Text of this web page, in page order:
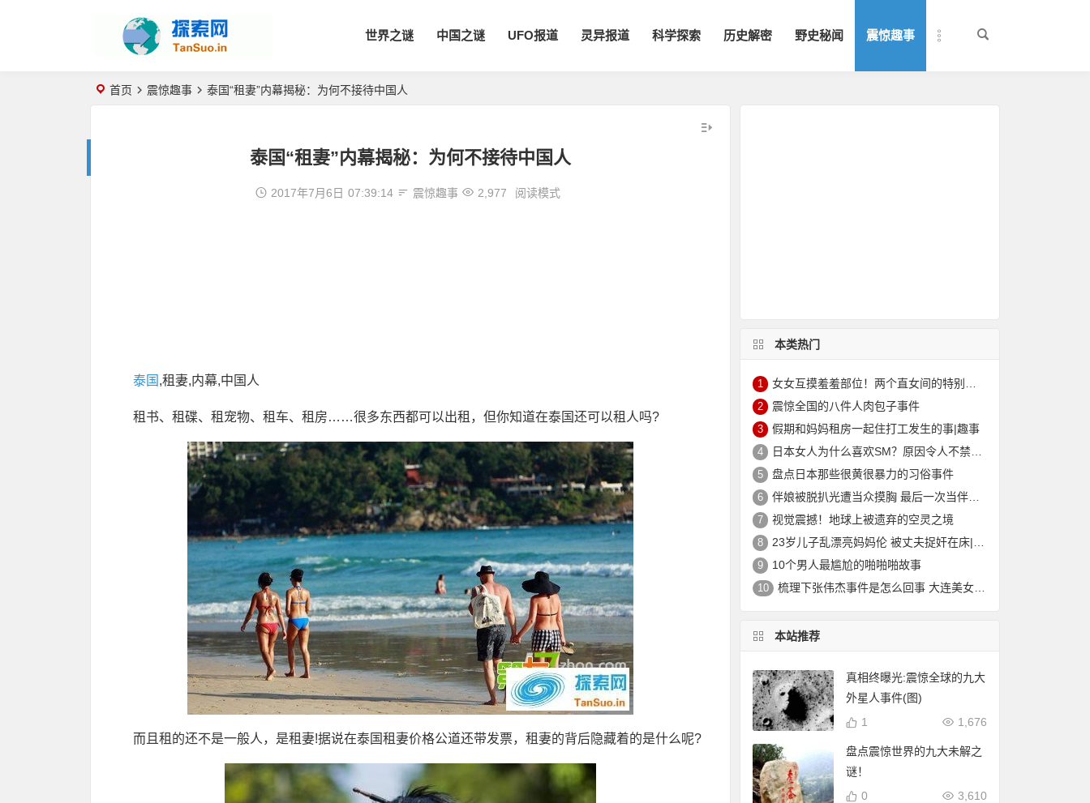
世界之谜 中国之谜 UFO报道 灵异报道 科学探索 历史解密 野史秘闻 震惊趣事
首页 震惊趣事 泰国“租妻”内幕揭秘：为何不接待中国人
泰国“租妻”内幕揭秘：为何不接待中国人
2017年7月6日 07:39:14 震惊趣事 2,977 阅读模式
泰国 ,租妻,内幕,中国人
租书、租碟、租宠物、租车、租房……很多东西都可以出租，但你知道在泰国还可以租人吗?
而且租的还不是一般人，是租妻!据说在泰国租妻价格公道还带发票，租妻的背后隐藏着的是什么呢?
本类热门
1 女女互摸羞羞部位！两个直女间的特别实验让人猝不及防
2 震惊全国的八件人肉包子事件
3 假期和妈妈租房一起住打工发生的事|趣事
4 日本女人为什么喜欢SM？原因令人不禁脸红
5 盘点日本那些很黄很暴力的习俗事件
6 伴娘被脱扒光遭当众摸胸 最后一次当伴娘|趣事
7 视觉震撼！地球上被遗弃的空灵之境
8 23岁儿子乱漂亮妈妈伦 被丈夫捉奸在床|趣事
9 10个男人最尴尬的啪啪啪故事
10 梳理下张伟杰事件是怎么回事 大连美女主持人因偷情被报复制作成标本
本站推荐
真相终曝光:震惊全球的九大
外星人事件(图)
1,676
1
盘点震惊世界的九大未解之
谜！
3,610
0